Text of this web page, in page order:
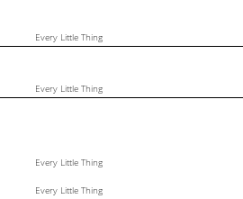
Every Little Thing
Every Little Thing
Every Little Thing
Every Little Thing